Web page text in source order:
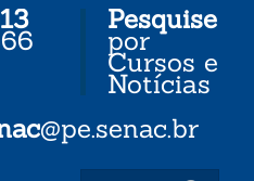
@pe.senac.br
Pesquise
por
Cursos e
Notícias